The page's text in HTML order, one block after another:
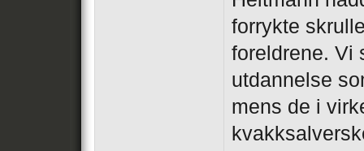
forrykte
foreldrene. Vi
utdannelse
mens de i